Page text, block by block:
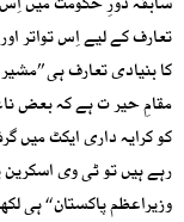
تعارف کے لیے اِس تواتر
کا بنیادی تعارف ہی
مقامِ حیر ت ہے کہ بعض
کو کرایہ داری ایکٹ میں
رہے ہیں تو ٹی وی
وزیراعظم پاکستان ‘‘ ہی